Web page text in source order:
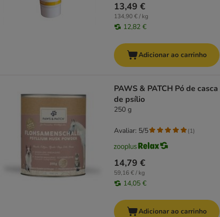
13,49 €
134,90 € / kg
12,82 €
Adicionar ao carrinho
PAWS & PATCH Pó de casca
de psílio
250 g
14,79 €
59,16 € / kg
14,05 €
Avaliar: 5/5 (1)
Adicionar ao carrinho